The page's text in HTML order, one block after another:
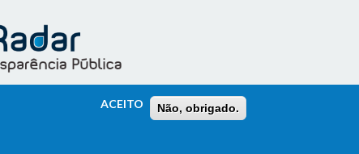
ACEITO Não, obrigado.